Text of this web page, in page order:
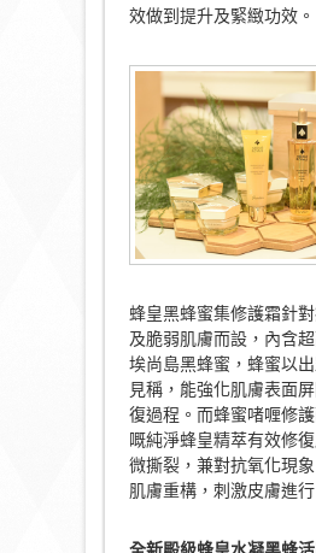
效做到提升及緊緻功效。
蜂皇黑蜂蜜集修護霜針
及脆弱肌膚而設，內含
埃尚島黑蜂蜜，蜂蜜以
見稱，能強化肌膚表面
復過程。而蜂蜜啫喱修
嘅純淨蜂皇精萃有效修
微撕裂，兼對抗氧化現
肌膚重構，刺激皮膚進行